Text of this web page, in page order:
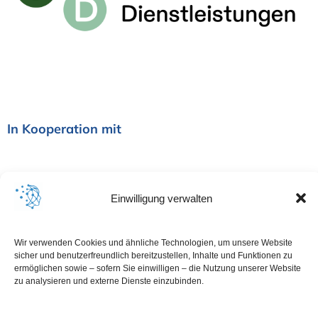
Einwilligung verwalten
Wir verwenden Cookies und ähnliche Technologien, um unsere Website
sicher und benutzerfreundlich bereitzustellen, Inhalte und Funktionen zu
ermöglichen sowie – sofern Sie einwilligen – die Nutzung unserer Website
zu analysieren und externe Dienste einzubinden.
In Kooperation mit